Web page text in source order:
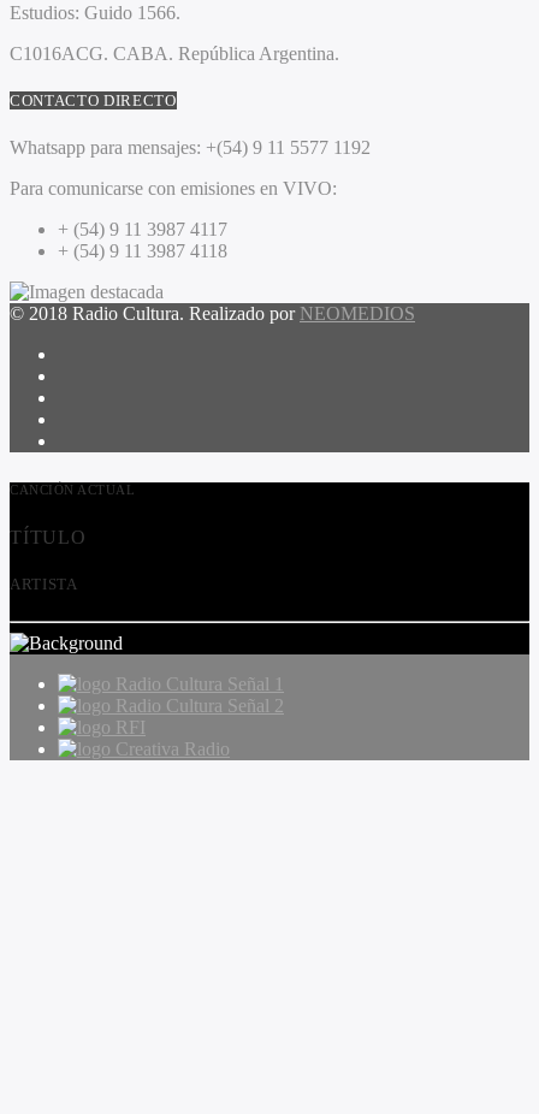
Estudios: Guido 1566.
C1016ACG. CABA. República Argentina.
CONTACTO DIRECTO
Whatsapp para mensajes: +(54) 9 11 5577 1192
Para comunicarse con emisiones en VIVO:
+ (54) 9 11 3987 4117
+ (54) 9 11 3987 4118
© 2018 Radio Cultura. Realizado por NEOMEDIOS
CANCIÓN ACTUAL
TÍTULO
ARTISTA
Radio Cultura Señal 1
Radio Cultura Señal 2
RFI
Creativa Radio